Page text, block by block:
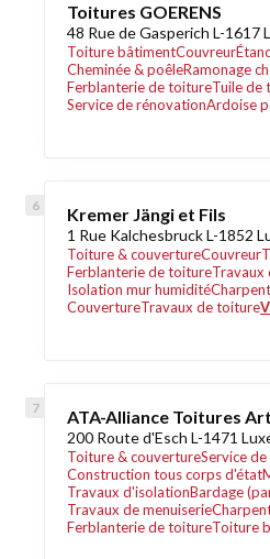
Toitures GOERENS
48 Rue de Gasperich L-1617
Toiture bâtimentCouvreur
Cheminée & poêleRamonage
Ferblanterie de toitureTuile de
Service de rénovationArdoise
Kremer Jängi et Fils
1 Rue Kalchesbruck L-1852
Toiture & couvertureCouvreur
Ferblanterie de toitureTravaux
Isolation mur humidité
CouvertureTravaux de toiture
ATA-Alliance Toitures
200 Route d'Esch L-1471
Toiture & couvertureService
Construction tous corps d'état
Travaux d'isolationBardage
Travaux de menuiserie
Ferblanterie de toitureToiture